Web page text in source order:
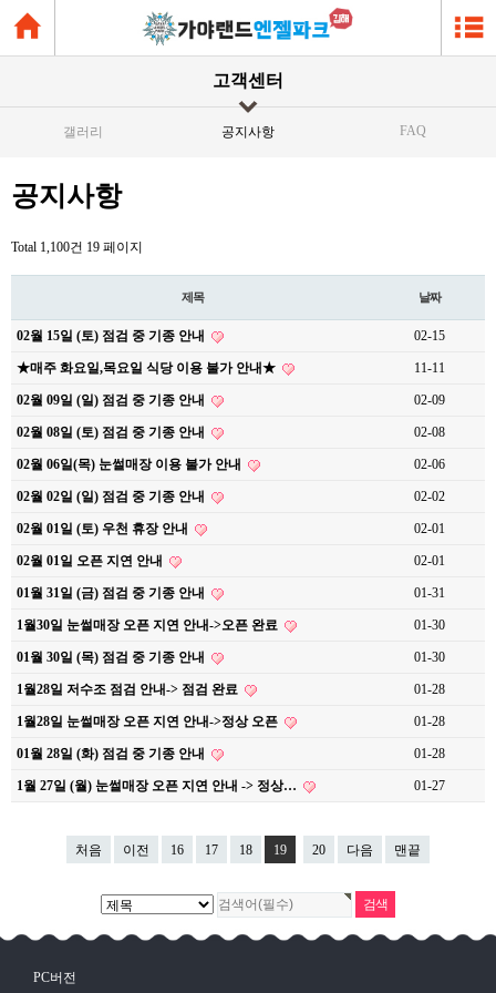
고객센터
갤러리 공지사항 FAQ
공지사항
Total 1,100건 19 페이지
제목 날짜
02월 15일 (토) 점검 중 기종 안내 02-15
★매주 화요일,목요일 식당 이용 불가 안내★ 11-11
02월 09일 (일) 점검 중 기종 안내 02-09
02월 08일 (토) 점검 중 기종 안내 02-08
02월 06일(목) 눈썰매장 이용 불가 안내 02-06
02월 02일 (일) 점검 중 기종 안내 02-02
02월 01일 (토) 우천 휴장 안내 02-01
02월 01일 오픈 지연 안내 02-01
01월 31일 (금) 점검 중 기종 안내 01-31
1월30일 눈썰매장 오픈 지연 안내->오픈 완료 01-30
01월 30일 (목) 점검 중 기종 안내 01-30
1월28일 저수조 점검 안내-> 점검 완료 01-28
1월28일 눈썰매장 오픈 지연 안내->정상 오픈 01-28
01월 28일 (화) 점검 중 기종 안내 01-28
1월 27일 (월) 눈썰매장 오픈 지연 안내 -> 정상… 01-27
처음 이전 16 17 18 19 20 다음 맨끝
PC버전